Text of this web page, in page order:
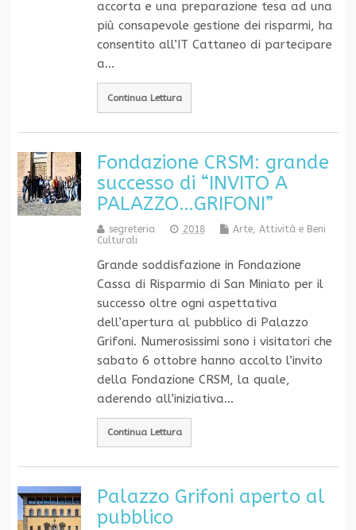
accorta e una preparazione tesa ad una
più consapevole gestione dei risparmi, ha
consentito all’IT Cattaneo di partecipare
a…
Continua Lettura
Fondazione CRSM: grande
successo di “INVITO A
PALAZZO…GRIFONI”
segreteria 2018
Arte, Attività e Beni
Culturali
Grande soddisfazione in Fondazione
Cassa di Risparmio di San Miniato per il
successo oltre ogni aspettativa
dell’apertura al pubblico di Palazzo
Grifoni. Numerosissimi sono i visitatori che
sabato 6 ottobre hanno accolto l’invito
della Fondazione CRSM, la quale,
aderendo all’iniziativa…
Continua Lettura
Palazzo Grifoni aperto al
pubblico